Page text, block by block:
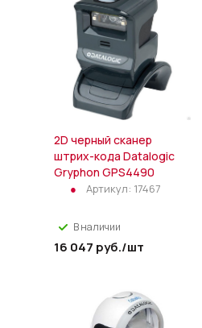
2D черный сканер
штрих-кода Datalogic
Gryphon GPS4490
Артикул: 17467
В наличии
16 047 руб./шт